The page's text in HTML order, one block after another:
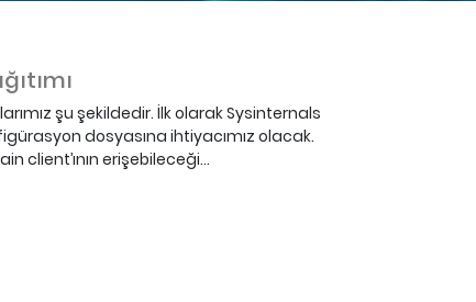
şu şekildedir. İlk olarak Sysinternals
dosyasına ihtiyacımız olacak.
client’ının erişebileceği...